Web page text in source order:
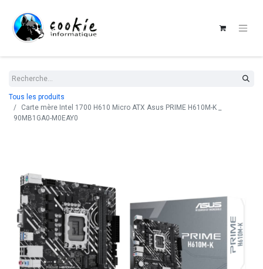
Tous les produits
Carte mère Intel 1700 H610 Micro ATX Asus PRIME H610M-K _
90MB1GA0-M0EAY0